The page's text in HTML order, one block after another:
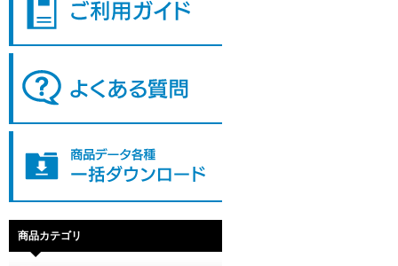
商品カテゴリ